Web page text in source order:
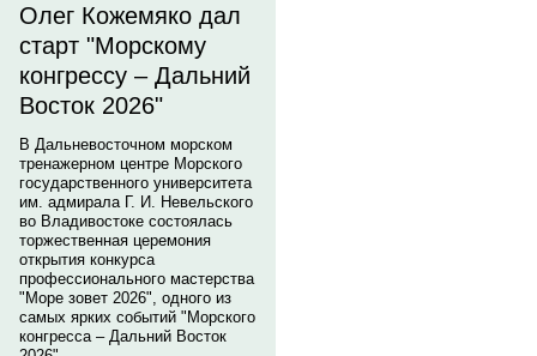
Олег Кожемяко дал
старт "Морскому
конгрессу – Дальний
Восток 2026"
В Дальневосточном морском
тренажерном центре Морского
государственного университета
им. адмирала Г. И. Невельского
во Владивостоке состоялась
торжественная церемония
открытия конкурса
профессионального мастерства
"Море зовет 2026", одного из
самых ярких событий "Морского
конгресса – Дальний Восток